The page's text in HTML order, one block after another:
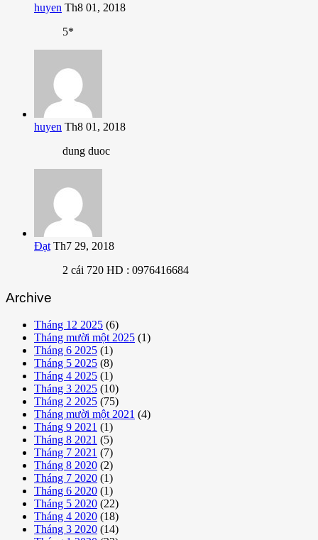
huyen Th8 01, 2018
5*
huyen Th8 01, 2018
dung duoc
Đạt Th7 29, 2018
2 cái 720 HD : 0976416684
Archive
Tháng 12 2025 (6)
Tháng mười một 2025 (1)
Tháng 6 2025 (1)
Tháng 5 2025 (8)
Tháng 4 2025 (1)
Tháng 3 2025 (10)
Tháng 2 2025 (75)
Tháng mười một 2021 (4)
Tháng 9 2021 (1)
Tháng 8 2021 (5)
Tháng 7 2021 (7)
Tháng 8 2020 (2)
Tháng 7 2020 (1)
Tháng 6 2020 (1)
Tháng 5 2020 (22)
Tháng 4 2020 (18)
Tháng 3 2020 (14)